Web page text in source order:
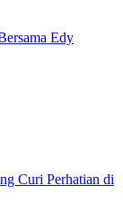
Edy
Curi Perhatian di